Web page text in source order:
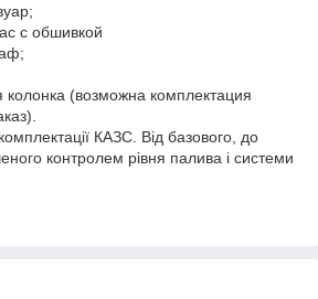
с обшивкой
колонка (возможна комплектация
КАЗС. Від базового, до
контролем рівня палива і системи